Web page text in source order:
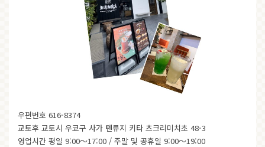
우편번호 616-8374
교토후 교토시 우쿄구 사가 텐류지 키타 츠크리미치초 48-3
영업시간 평일 9:00～17:00 / 주말 및 공휴일 9:00～19:00